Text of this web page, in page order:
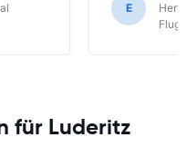
E
für Luderitz